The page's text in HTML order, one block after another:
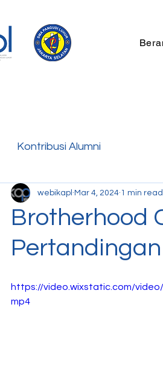
Kontribusi Alumni
Brotherhood
webikapl Mar 4, 2024 1 min read
https://video.wixstatic.com/
mp4